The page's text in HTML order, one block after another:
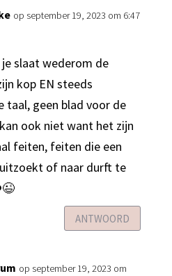
op september 19, 2023 om 6:47
je slaat wederom de
kop EN steeds
taal, geen blad voor de
ook niet want het zijn
feiten, feiten die een
of naar durft te
ANTWOORD
op september 19, 2023 om